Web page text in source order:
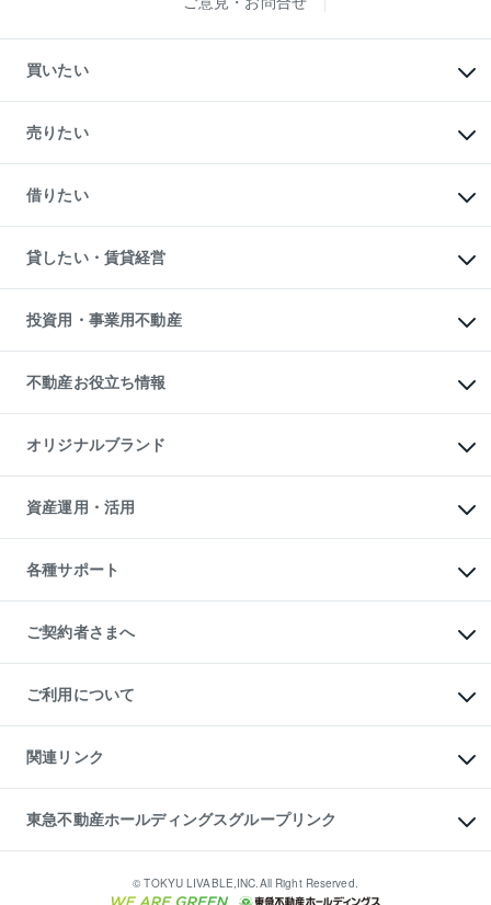
買いたい
新築・分譲マンションの購入
中古マンションの購入
一戸建ての購入
中古一戸建ての購入
不動産購入の流れ
注目キーワード物件特集
購入ガイド
English 繁体中文簡体中文
売りたい
一戸建ての売却・査定
土地の売却・査定
スピードAI査定
不動産査定について
不動産売却の流れ
不動産買換えの流れ
売却ガイド
借りたい
オフィス・店舗の賃貸
借りるときの流れ
借りるガイド
貸したい・賃貸経営
マンション賃料データ
賃貸管理プラン
リロケーションについて
貸すガイド
投資用・事業用不動産
事業用不動産
マンション投資
投資用マンション
アパート経営
収益物件
ビル購入（ビル一棟）
投資用不動産の売却査定
事業用不動産の売却査定
不動産お役立ち情報
マンションライブラリー
人気マンションランキング
暮らしに役立つ不動産メディア
不動産相場・不動産価格情報
不動産コラム・ニュース
不動産用語集
不動産なんでもネット相談室
住まいの税金
オリジナルブランド
一棟リノベーションマンション
L`GENTE（ルジェンテ）
区分リノベーションマンション
投資用一棟レジデンスWELL
不動産小口投資
LEGACIA（レガシア）
資産運用・活用
不動産M&A
アセットマネジメント・出資
各種サポート
相続サポート
リフォームサポート
ご契約者さまへ
ご紹介・再契約特典
入居者様専用-各種ご案内（賃貸）
東急こすもす会「こすもすWeb」
ご利用について
金融商品取引について
東急リバブル ソーシャルメディアポリシー
ご意見・お問い合わせ（金融商品取引専用の相談・お問い合わせ窓口）
ダイレクトメール（郵送物）・Eメールなどの送付停止について
関連リンク
これからご結婚される方に東急百貨店のブライダルクラブ
人材サービスのご用命は 東急リバブルスタッフ株式会社まで
東北の逸品を贈ります 東北すぐれものセレクション
東急不動産ホールディングスグループリンク
東急コミュニティー© TOKYU LIVABLE,INC.All Right Reserved.